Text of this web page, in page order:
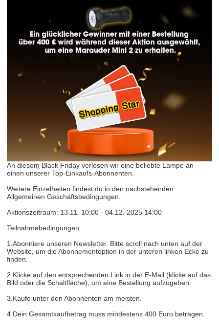
An diesem Black Friday verlosen wir eine beliebte Lampe an
einen unserer Top-Einkaufs-Abonnenten.​​
Weitere Einzelheiten findest du in den nachstehenden
Allgemeinen Geschäftsbedingungen.
​​Aktionszeitraum: 13.11. 10:00 - 04.12. 2025 14:00
Teilnahmebedingungen:
1.Abonniere unseren Newsletter. Bitte scroll nach unten auf der
Website, um die Abonnementoption in der unteren linken Ecke zu
finden.
2.Klicke auf den entsprechenden Link in der E-Mail (klicke auf das
Bild oder die Schaltfläche), um eine Bestellung aufzugeben.
3.Kaufe unter den Abonnenten am meisten.
4.Dein Gesamtkaufbetrag muss mindestens 400 Euro betragen.